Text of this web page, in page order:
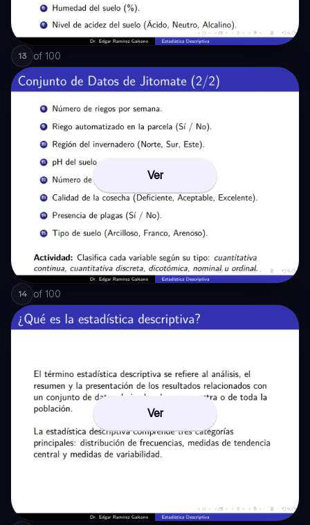
13 of 100
Ver
14 of 100
Ver